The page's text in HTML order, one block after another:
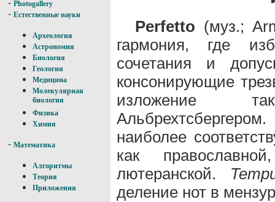
- Photogallery
- Естественные науки
Археология
Астрономия
Биология
Геология
Медицина
Молекулярная
биология
Физика
Химия
- Математика
Алгоритмы
Теория
Приложения
Perfetto (муз.;
гармония, где
сочетания и
консонирующие
изложение
наиболее
как
лютеранской.
деление нот в